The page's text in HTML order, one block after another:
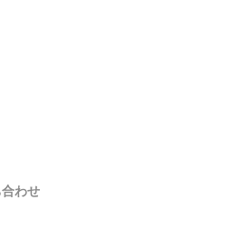
わせ